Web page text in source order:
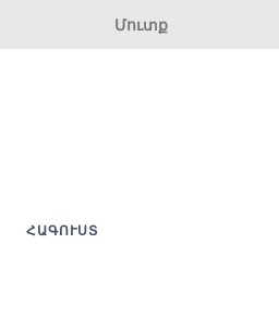
Մուտք
ՀԱԳՈՒՍՏ